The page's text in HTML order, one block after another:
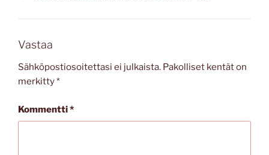
Vastaa
Sähköpostiosoitettasi ei julkaista. Pakolliset kentät on
merkitty*
Kommentti*